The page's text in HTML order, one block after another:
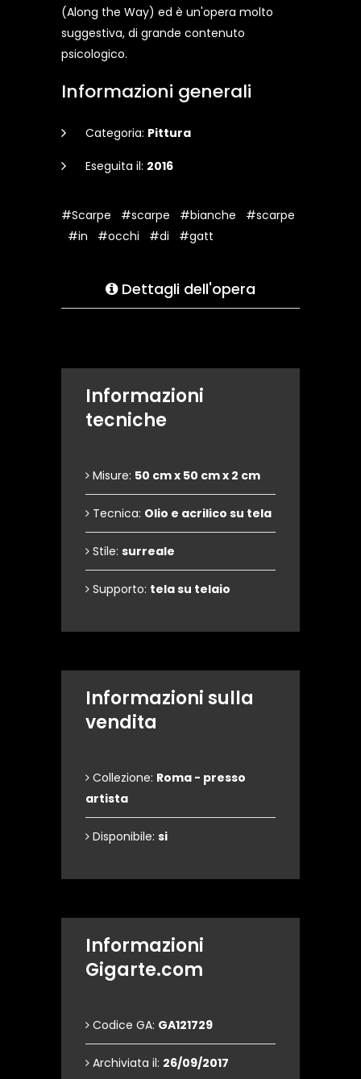
(Along the Way) ed è un'opera molto
suggestiva, di grande contenuto
psicologico.
Informazioni generali
Categoria: Pittura
Eseguita il: 2016
#Scarpe #scarpe #bianche
#scarpe
#in
#occhi #di #gatt
Dettagli dell'opera
Informazioni
tecniche
Misure: 50 cm x 50 cm x 2 cm
Tecnica: Olio e acrilico su tela
Stile: surreale
Supporto: tela su telaio
Informazioni sulla
vendita
Collezione: Roma - presso
artista
Disponibile: si
Informazioni
Gigarte.com
Codice GA: GA121729
Archiviata il: 26/09/2017